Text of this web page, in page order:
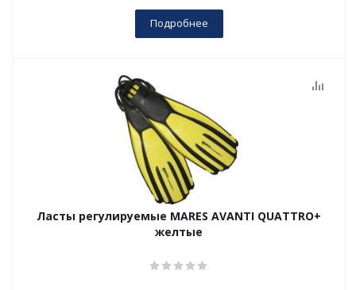
Подробнее
Ласты регулируемые MARES AVANTI QUATTRO+
желтые